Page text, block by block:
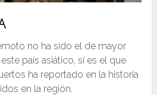
no ha sido el de mayor
país asiático, sí es el que
ha reportado en la historia
en la región.